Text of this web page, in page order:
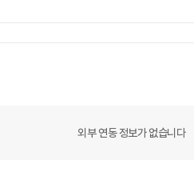
외부 연동 정보가 없습니다